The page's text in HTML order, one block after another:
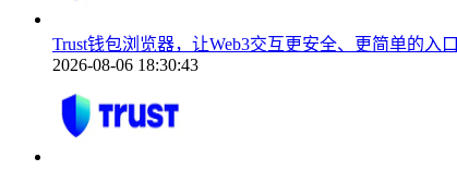
Trust钱包浏览器，让Web3交互更安全、更简单的入口
2026-08-06 18:30:43